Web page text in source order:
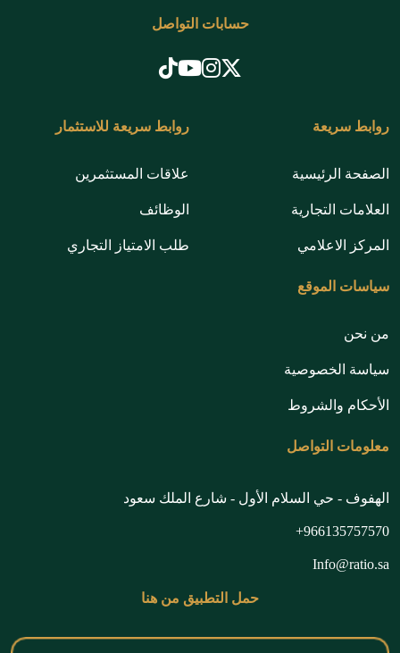
حسابات التواصل
روابط سريعة
الصفحة الرئيسية
العلامات التجارية
المركز الاعلامي
روابط سريعة للاستثمار
علاقات المستثمرين
الوظائف
طلب الامتياز التجاري
سياسات الموقع
من نحن
سياسة الخصوصية
الأحكام والشروط
معلومات التواصل
الهفوف - حي السلام الأول - شارع الملك سعود
966135757570+
Info@ratio.sa
حمل التطبيق من هنا